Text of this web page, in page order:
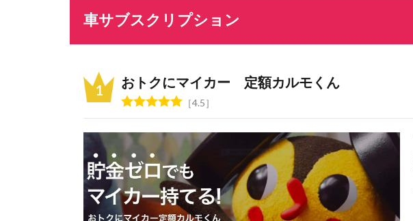
車サブスクリプション
おトクにマイカー 定額カルモくん
4.5